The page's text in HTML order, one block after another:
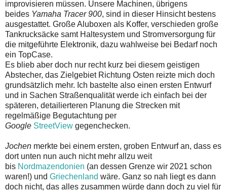
improvisieren müssen. Unsere Machinen, übrigens
beides Yamaha Tracer 900, sind in dieser Hinsicht bestens
ausgestattet. Große Aluboxen als Koffer, verschieden große
Tankrucksäcke samt Haltesystem und Stromversorgung für
die mitgeführte Elektronik, dazu wahlweise bei Bedarf noch
ein TopCase.
Es blieb aber doch nur recht kurz bei diesem geistigen
Abstecher, das Zielgebiet Richtung Osten reizte mich doch
grundsätzlich mehr. Ich bastelte also einen ersten Entwurf
und in Sachen Straßenqualität werde ich einfach bei der
späteren, detailierteren Planung die Strecken mit
regelmäßige Begutachtung per
Google StreetView gegenchecken.
Jochen merkte bei einem ersten, groben Entwurf an, dass es
dort unten nun auch nicht mehr allzu weit
bis Nordmazendonien (an dessen Grenze wir 2021 schon
waren!) und Griechenland wäre. Ganz so nah liegt es dann
doch nicht, das alles zusammen würde dann doch zu viel für